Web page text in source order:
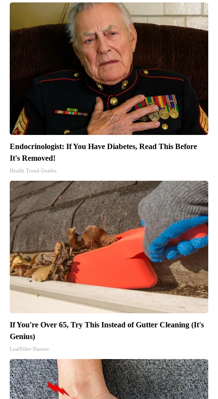
Endocrinologist: If You Have Diabetes, Read This Before
It's Removed!
Health Trend Guides
If You're Over 65, Try This Instead of Gutter Cleaning (It's
Genius)
LeafFilter Partner